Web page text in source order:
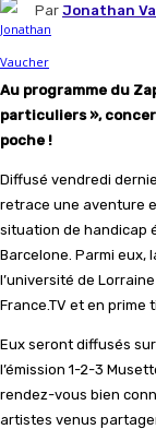
Par Jonathan
Au programme du
particuliers »,
poche !
Diffusé vendredi
retrace une aventure
situation de handicap
Barcelone. Parmi eux,
l’université de
France.TV et en prime
Eux seront diffusés
l’émission 1-2-3
rendez-vous bien
artistes venus